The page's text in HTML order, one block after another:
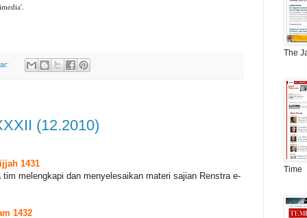
(12.2010)
1431
tim melengkapi dan menyelesaikan materi sajian Renstra e-
1432
The
Time